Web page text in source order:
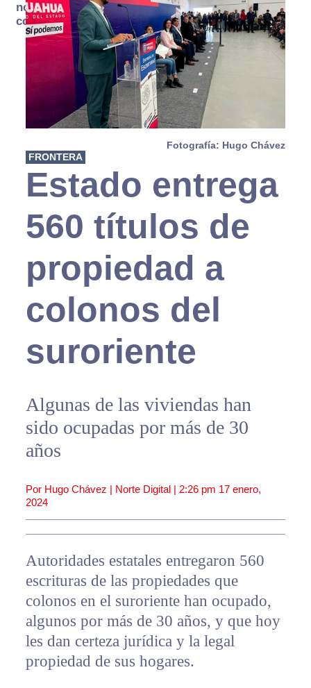
no se
consume
Fotografía: Hugo Chávez
FRONTERA
Estado entrega
560 títulos de
propiedad a
colonos del
suroriente
Algunas de las viviendas han
sido ocupadas por más de 30
años
Por Hugo Chávez | Norte Digital | 2:26 pm 17 enero,
2024
Autoridades estatales entregaron 560
escrituras de las propiedades que
colonos en el suroriente han ocupado,
algunos por más de 30 años, y que hoy
les dan certeza jurídica y la legal
propiedad de sus hogares.